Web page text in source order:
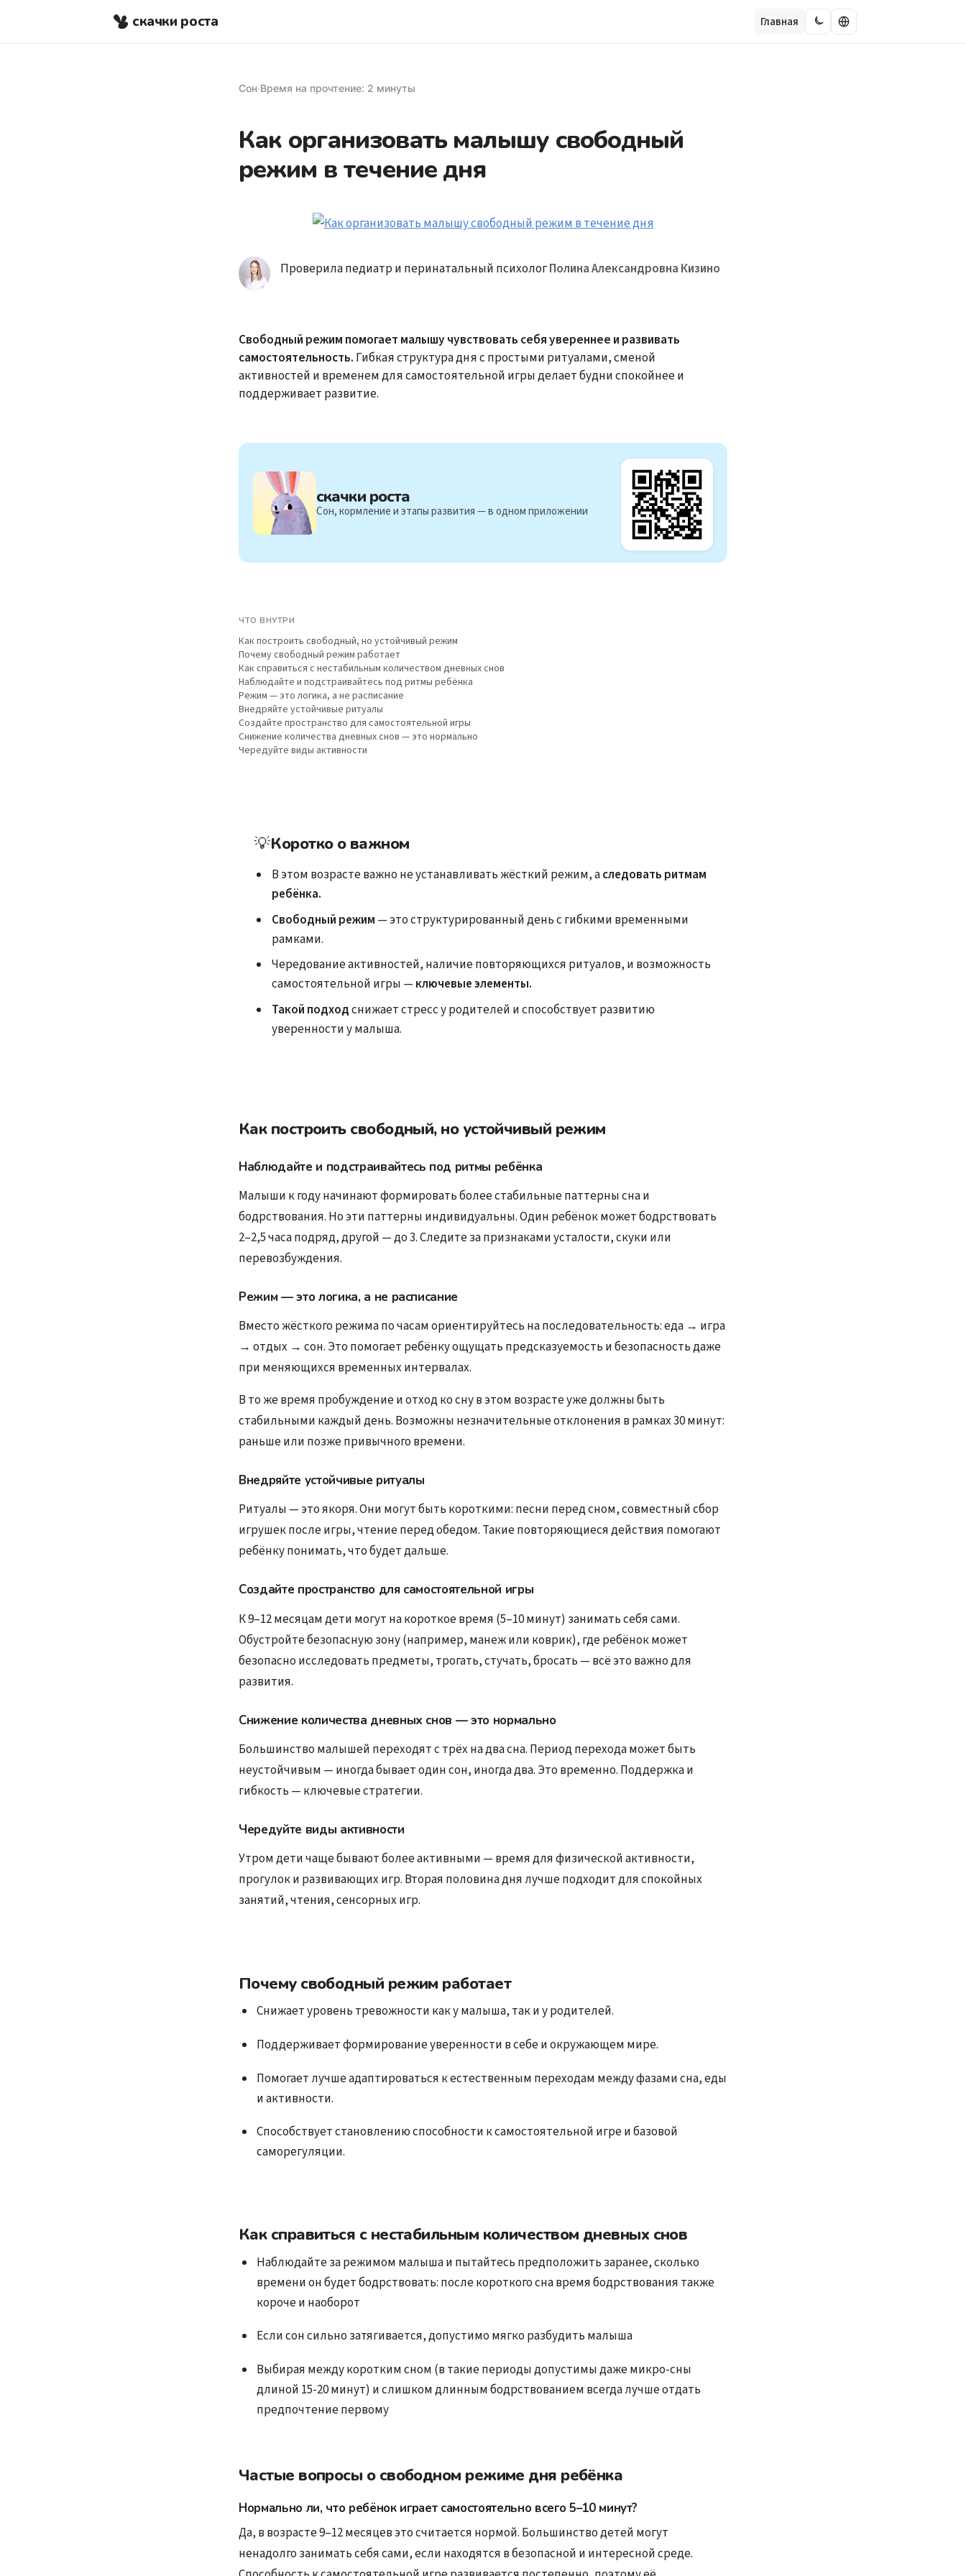
скачки роста Главная
Сон·Время на прочтение: 2 минуты
Как организовать малышу свободный
режим в течение дня
Проверила педиатр и перинатальный психологПолина Александровна Кизино
Свободный режим помогает малышу чувствовать себя увереннее и развивать
самостоятельность. Гибкая структура дня с простыми ритуалами, сменой
активностей и временем для самостоятельной игры делает будни спокойнее и
поддерживает развитие.
скачки роста
Сон, кормление и этапы развития — в одном приложении
ЧТО ВНУТРИ
Как построить свободный, но устойчивый режим
Почему свободный режим работает
Как справиться с нестабильным количеством дневных снов
Наблюдайте и подстраивайтесь под ритмы ребёнка
Режим — это логика, а не расписание
Внедряйте устойчивые ритуалы
Создайте пространство для самостоятельной игры
Снижение количества дневных снов — это нормально
Чередуйте виды активности
💡Коротко о важном
В этом возрасте важно не устанавливать жёсткий режим, аследовать ритмам
ребёнка.
Свободный режим — это структурированный день с гибкими временными
рамками.
Чередование активностей, наличие повторяющихся ритуалов, и возможность
самостоятельной игры — ключевые элементы.
Такой подходснижает стресс у родителей и способствует развитию
уверенности у малыша.
Как построить свободный, но устойчивый режим
Наблюдайте и подстраивайтесь под ритмы ребёнка
Малыши к году начинают формировать более стабильные паттерны сна и
бодрствования. Но эти паттерны индивидуальны. Один ребёнок может бодрствовать
2–2,5 часа подряд, другой — до 3. Следите за признаками усталости, скуки или
перевозбуждения.
Режим — это логика, а не расписание
Вместо жёсткого режима по часам ориентируйтесь на последовательность: еда → игра
→ отдых → сон. Это помогает ребёнку ощущать предсказуемость и безопасность даже
при меняющихся временных интервалах.
В то же время пробуждение и отход ко сну в этом возрасте уже должны быть
стабильными каждый день. Возможны незначительные отклонения в рамках 30 минут:
раньше или позже привычного времени.
Внедряйте устойчивые ритуалы
Ритуалы — это якоря. Они могут быть короткими: песни перед сном, совместный сбор
игрушек после игры, чтение перед обедом. Такие повторяющиеся действия помогают
ребёнку понимать, что будет дальше.
Создайте пространство для самостоятельной игры
К 9–12 месяцам дети могут на короткое время (5–10 минут) занимать себя сами.
Обустройте безопасную зону (например, манеж или коврик), где ребёнок может
безопасно исследовать предметы, трогать, стучать, бросать — всё это важно для
развития.
Снижение количества дневных снов — это нормально
Большинство малышей переходят с трёх на два сна. Период перехода может быть
неустойчивым — иногда бывает один сон, иногда два. Это временно. Поддержка и
гибкость — ключевые стратегии.
Чередуйте виды активности
Утром дети чаще бывают более активными — время для физической активности,
прогулок и развивающих игр. Вторая половина дня лучше подходит для спокойных
занятий, чтения, сенсорных игр.
Почему свободный режим работает
Снижает уровень тревожности как у малыша, так и у родителей.
Поддерживает формирование уверенности в себе и окружающем мире.
Помогает лучше адаптироваться к естественным переходам между фазами сна, еды
и активности.
Способствует становлению способности к самостоятельной игре и базовой
саморегуляции.
Как справиться с нестабильным количеством дневных снов
Наблюдайте за режимом малыша и пытайтесь предположить заранее, сколько
времени он будет бодрствовать: после короткого сна время бодрствования также
короче и наоборот
Если сон сильно затягивается, допустимо мягко разбудить малыша
Выбирая между коротким сном (в такие периоды допустимы даже микро-сны
длиной 15-20 минут) и слишком длинным бодрствованием всегда лучше отдать
предпочтение первому
Частые вопросы о свободном режиме дня ребёнка
Нормально ли, что ребёнок играет самостоятельно всего 5–10 минут?
Да, в возрасте 9–12 месяцев это считается нормой. Большинство детей могут
ненадолго занимать себя сами, если находятся в безопасной и интересной среде.